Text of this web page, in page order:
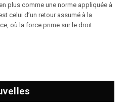
plus comme une norme appliquée à
celui d’un retour assumé à la
où la force prime sur le droit.